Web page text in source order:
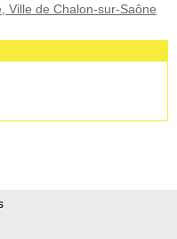
Ville de Chalon-sur-Saône